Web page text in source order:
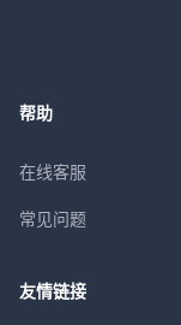
帮助
在线客服
常见问题
友情链接